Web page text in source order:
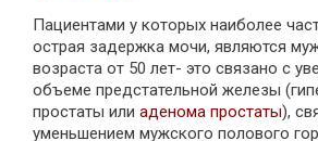
Пациентами у которых наиболее
острая задержка мочи, являются
возраста от 50 лет- это связано с
объеме предстательной железы
простаты или аденома простаты),
уменьшением мужского полового